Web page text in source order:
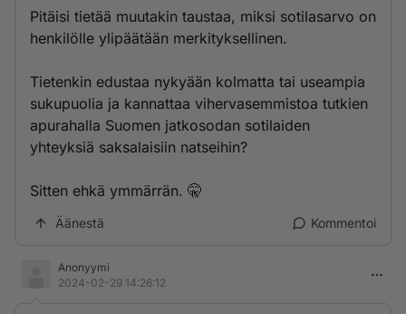
Pitäisi tietää muutakin taustaa, miksi sotilasarvo on
henkilölle ylipäätään merkityksellinen.
Tietenkin edustaa nykyään kolmatta tai useampia
sukupuolia ja kannattaa vihervasemmistoa tutkien
apurahalla Suomen jatkosodan sotilaiden
yhteyksiä saksalaisiin natseihin?
Sitten ehkä ymmärrän. 🤫
Äänestä Kommentoi
Anonyymi
2024-02-29 14:26:12